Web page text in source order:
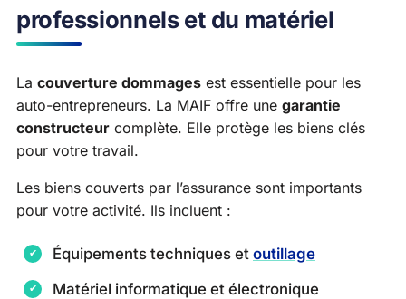
professionnels et du matériel
La couverture dommages est essentielle pour les
auto-entrepreneurs. La MAIF offre une garantie
constructeur complète. Elle protège les biens clés
pour votre travail.
Les biens couverts par l’assurance sont importants
pour votre activité. Ils incluent :
Équipements techniques et outillage
Matériel informatique et électronique